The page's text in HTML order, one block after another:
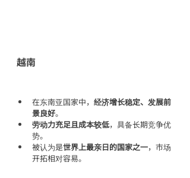
越南
在东南亚国家中， 经济增长稳定、发展前
景良好。
劳动力充足且成本较低，具备长期竞争优
势。
被认为是世界上最亲日的国家之一，市场
开拓相对容易。